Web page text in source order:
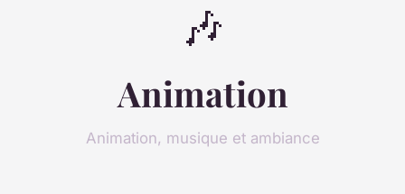
🎶
Animation
Animation, musique et ambiance